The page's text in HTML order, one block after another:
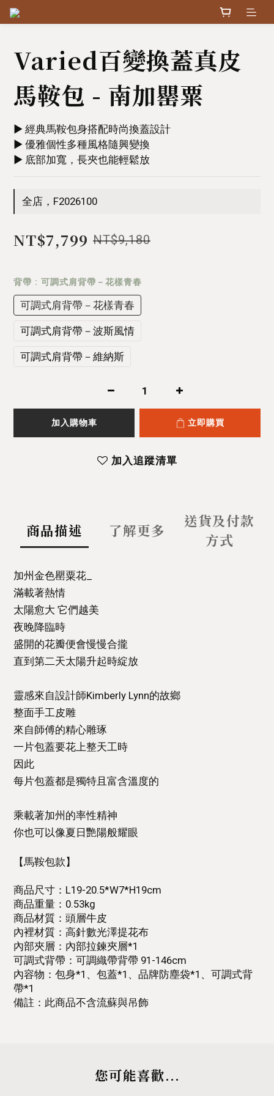
Varied百變換蓋真皮
馬鞍包 - 南加罌粟
▶︎ 經典馬鞍包身搭配時尚換蓋設計
▶︎ 優雅個性多種風格隨興變換
▶︎ 底部加寬，長夾也能輕鬆放
全店，F2026100
NT$7,799 NT$9,180
背帶 : 可調式肩背帶－花樣青春
可調式肩背帶－花樣青春
可調式肩背帶－波斯風情
可調式肩背帶－維納斯
加入購物車 立即購買
加入追蹤清單
商品描述 了解更多
送貨及付款
方式
加州金色罌粟花_⁣
滿載著熱情⁣
太陽愈大 它們越美⁣
夜晚降臨時⁣
盛開的花瓣便會慢慢合攏⁣
直到第二天太陽升起時綻放⁣
靈感來自設計師Kimberly Lynn的故鄉⁣
整面手工皮雕⁣
來自師傅的精心雕琢⁣
一片包蓋要花上整天工時⁣
因此⁣
每片包蓋都是獨特且富含溫度的⁣
乘載著加州的率性精神⁣
你也可以像夏日艷陽般耀眼⁣
【馬鞍包款】
商品尺寸：L19-20.5*W7*H19cm
商品重量：0.53kg
商品材質：頭層牛皮
內裡材質：高針數光澤提花布
內部夾層：內部拉鍊夾層*1
可調式背帶：可調織帶背帶 91-146cm
內容物：包身*1、包蓋*1、品牌防塵袋*1、可調式背
帶*1
備註：此商品不含流蘇與吊飾
您可能喜歡...